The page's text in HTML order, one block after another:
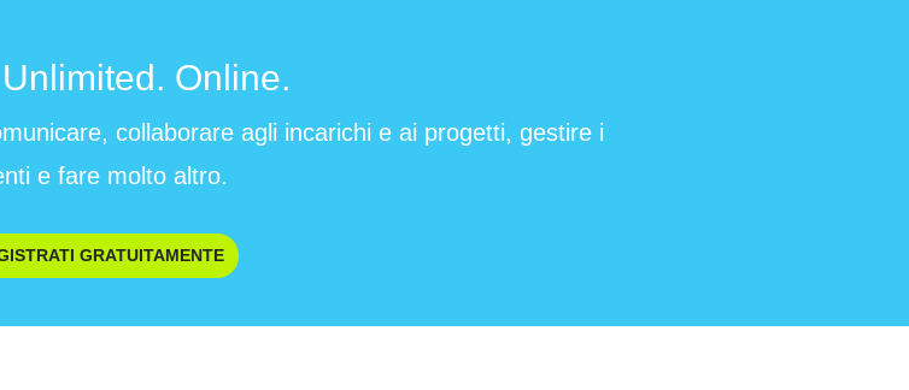
Online.
collaborare agli incarichi e ai progetti, gestire i
e fare molto altro.
GRATUITAMENTE